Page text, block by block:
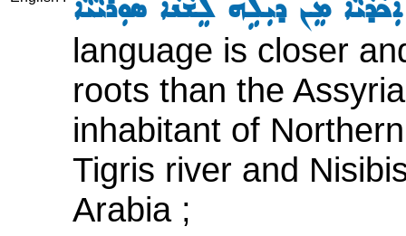
ܡܸܢ ܕܝܼܠܹܗ ܠܸܫܵܢܵܐ ܣܘܼܪܝܵܝܵܐ
language is closer
roots than the
inhabitant of
Tigris river and
Arabia ;